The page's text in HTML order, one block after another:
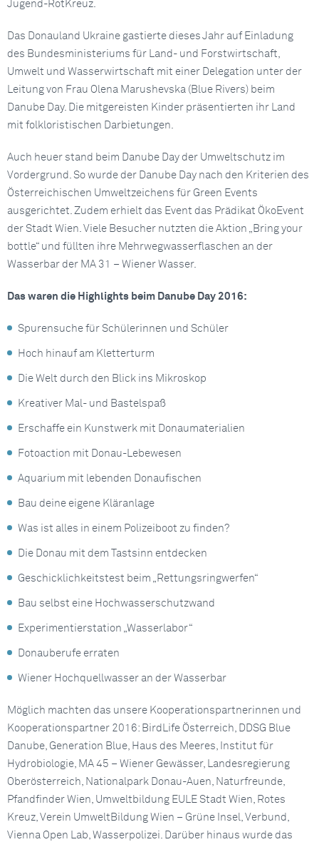
Jugend-RotKreuz.
Das Donauland Ukraine gastierte dieses Jahr auf Einladung
des Bundesministeriums für Land- und Forstwirtschaft,
Umwelt und Wasserwirtschaft mit einer Delegation unter der
Leitung von Frau Olena Marushevska (Blue Rivers) beim
Danube Day. Die mitgereisten Kinder präsentierten ihr Land
mit folkloristischen Darbietungen.
Auch heuer stand beim Danube Day der Umweltschutz im
Vordergrund. So wurde der Danube Day nach den Kriterien des
Österreichischen Umweltzeichens für Green Events
ausgerichtet. Zudem erhielt das Event das Prädikat ÖkoEvent
der Stadt Wien. Viele Besucher nutzten die Aktion „Bring your
bottle“ und füllten ihre Mehrwegwasserflaschen an der
Wasserbar der MA 31 – Wiener Wasser.
Das waren die Highlights beim Danube Day 2016:
Spurensuche für Schülerinnen und Schüler
Hoch hinauf am Kletterturm
Die Welt durch den Blick ins Mikroskop
Kreativer Mal- und Bastelspaß
Erschaffe ein Kunstwerk mit Donaumaterialien
Fotoaction mit Donau-Lebewesen
Aquarium mit lebenden Donaufischen
Bau deine eigene Kläranlage
Was ist alles in einem Polizeiboot zu finden?
Die Donau mit dem Tastsinn entdecken
Geschicklichkeitstest beim „Rettungsringwerfen“
Bau selbst eine Hochwasserschutzwand
Experimentierstation „Wasserlabor“
Donauberufe erraten
Wiener Hochquellwasser an der Wasserbar
Möglich machten das unsere Kooperationspartnerinnen und
Kooperationspartner 2016: BirdLife Österreich, DDSG Blue
Danube, Generation Blue, Haus des Meeres, Institut für
Hydrobiologie, MA 45 – Wiener Gewässer, Landesregierung
Oberösterreich, Nationalpark Donau-Auen, Naturfreunde,
Pfandfinder Wien, Umweltbildung EULE Stadt Wien, Rotes
Kreuz, Verein UmweltBildung Wien – Grüne Insel, Verbund,
Vienna Open Lab, Wasserpolizei. Darüber hinaus wurde das